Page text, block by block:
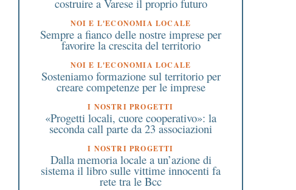
costruire a Varese il proprio futuro
NOI E L'ECONOMIA LOCALE
Sempre a fianco delle nostre imprese per
favorire la crescita del territorio
NOI E L'ECONOMIA LOCALE
Sosteniamo formazione sul territorio per
creare competenze per le imprese
I NOSTRI PROGETTI
«Progetti locali, cuore cooperativo»: la
seconda call parte da 23 associazioni
I NOSTRI PROGETTI
Dalla memoria locale a un’azione di
sistema il libro sulle vittime innocenti fa
rete tra le Bcc